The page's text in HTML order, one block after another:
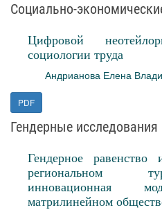
Социально-
Цифровой
социологии труда
Андрианова Елена
PDF
Гендерные исследования
Гендерное
региональном
инновационная
матрилинейном